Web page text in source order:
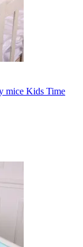
mice Kids Time